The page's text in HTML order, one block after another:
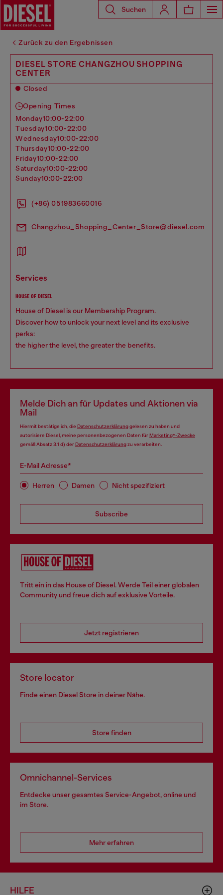
Suchen
Zurück zu den Ergebnissen
DIESEL STORE CHANGZHOU SHOPPING
CENTER
Closed
Opening Times
monday10:00-22:00
tuesday10:00-22:00
wednesday10:00-22:00
thursday10:00-22:00
friday10:00-22:00
saturday10:00-22:00
sunday10:00-22:00
(+86) 051983660016
Changzhou_Shopping_Center_Store@diesel.com
services
HOUSE OF DIESEL
House of Diesel is our Membership Program.
Discover how to unlock your next level and its exclusive
perks:
the higher the level, the greater the benefits.
Melde Dich an für Updates und Aktionen via
Mail
Hiermit bestätige ich, die Datenschutzerklärunggelesen zu haben und
autorisiere Diesel, meine personenbezogenen Daten fürMarketing*-Zwecke
gemäß Absatz 3.1 d) derDatenschutzerklärungzu verarbeiten.
E-Mail Adresse*
Herren Damen Nicht spezifiziert
Subscribe
Tritt ein in das House of Diesel. Werde Teil einer globalen
Community und freue dich auf exklusive Vorteile.
Jetzt registrieren
Store locator
Finde einen Diesel Store in deiner Nähe.
Store finden
Omnichannel-Services
Entdecke unser gesamtes Service-Angebot, online und
im Store.
Mehr erfahren
HILFE